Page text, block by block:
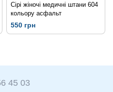
Сірі жіночі медичні штани 604
кольору асфальт
550 грн
45 03